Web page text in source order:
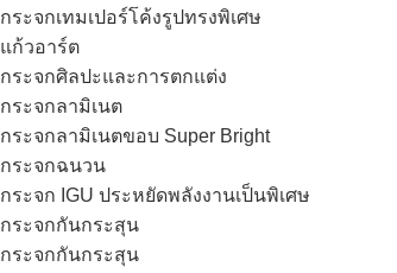
กระจกเทมเปอร์โค้งรูปทรงพิเศษ
แก้วอาร์ต
กระจกศิลปะและการตกแต่ง
กระจกลามิเนต
กระจกลามิเนตขอบ Super Bright
กระจกฉนวน
กระจก IGU ประหยัดพลังงานเป็นพิเศษ
กระจกกันกระสุน
กระจกกันกระสุน